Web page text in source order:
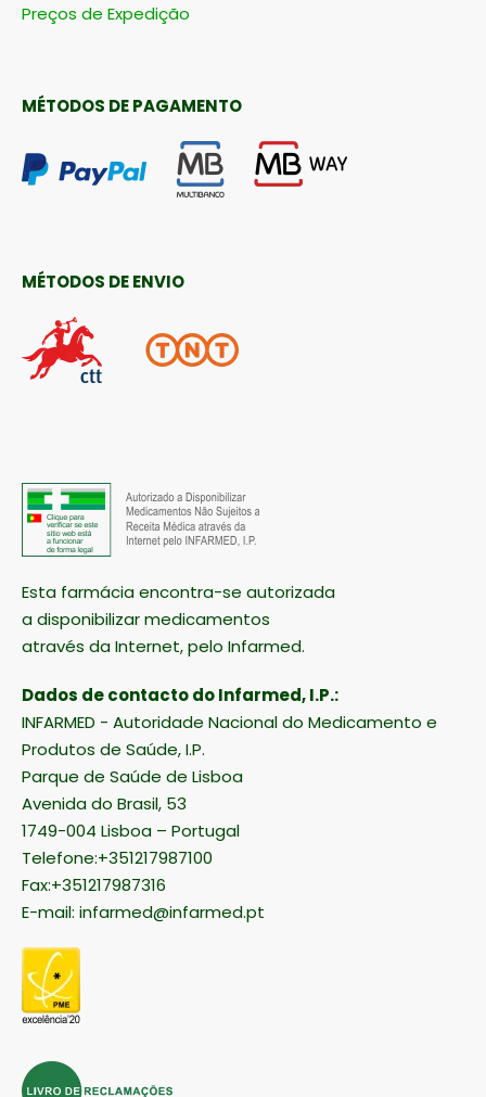
Preços de Expedição
MÉTODOS DE PAGAMENTO
MÉTODOS DE ENVIO
Esta farmácia encontra-se autorizada
a disponibilizar medicamentos
através da Internet, pelo Infarmed.
Dados de contacto do Infarmed, I.P.:
INFARMED - Autoridade Nacional do Medicamento e
Produtos de Saúde, I.P.
Parque de Saúde de Lisboa
Avenida do Brasil, 53
1749-004 Lisboa – Portugal
Telefone:+351217987100
Fax:+351217987316
E-mail: infarmed@infarmed.pt